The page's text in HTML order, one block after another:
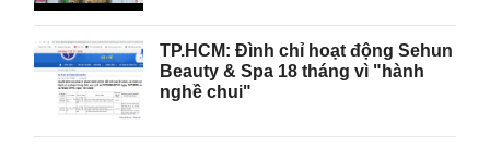
TP.HCM: Đình chỉ hoạt động Sehun
Beauty & Spa 18 tháng vì "hành
nghề chui"